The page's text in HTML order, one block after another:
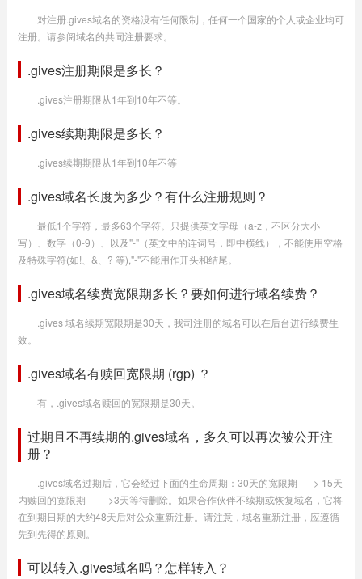
对注册.gives域名的资格没有任何限制，任何一个国家的个人或企业均可
注册。请参阅域名的共同注册要求。
.gives注册期限是多长？
.gives注册期限从1年到10年不等。
.gives续期期限是多长？
.gives续期期限从1年到10年不等
.gives域名长度为多少？有什么注册规则？
最低1个字符，最多63个字符。只提供英文字母（a-z，不区分大小
写）、数字（0-9）、以及"-"（英文中的连词号，即中横线），不能使用空格
及特殊字符(如!、&、? 等),"-"不能用作开头和结尾。
.gives域名续费宽限期多长？要如何进行域名续费？
.gives 域名续期宽限期是30天，我司注册的域名可以在后台进行续费生
效。
.gives域名有赎回宽限期 (rgp) ？
有，.gives域名赎回的宽限期是30天。
过期且不再续期的.gives域名，多久可以再次被公开注
册？
.gives域名过期后，它会经过下面的生命周期：30天的宽限期-----> 15天
内赎回的宽限期------->3天等待删除。如果合作伙伴不续期或恢复域名，它将
在到期日期的大约48天后对公众重新注册。请注意，域名重新注册，应遵循
先到先得的原则。
可以转入.gives域名吗？怎样转入？